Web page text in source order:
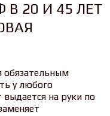
20 И 45 ЛЕТ
обязательным
у любого
на руки по